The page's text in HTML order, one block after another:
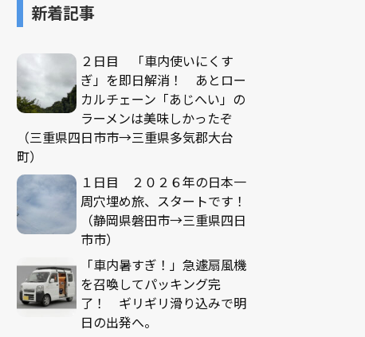
新着記事
２日目 「車内使いにくす
ぎ」を即日解消！ あとロー
カルチェーン「あじへい」の
ラーメンは美味しかったぞ
（三重県四日市市→三重県多気郡大台
町）
１日目 ２０２６年の日本一
周穴埋め旅、スタートです！
（静岡県磐田市→三重県四日
市市）
「車内暑すぎ！」急遽扇風機
を召喚してパッキング完
了！ ギリギリ滑り込みで明
日の出発へ。